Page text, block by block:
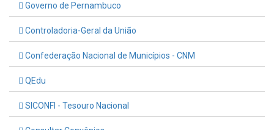
Governo de Pernambuco
Controladoria-Geral da União
Confederação Nacional de Municípios - CNM
QEdu
SICONFI - Tesouro Nacional